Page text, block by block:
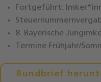
Fortgeführt:
8. Bayerische
Termine Frühjahr/
Rundbrief